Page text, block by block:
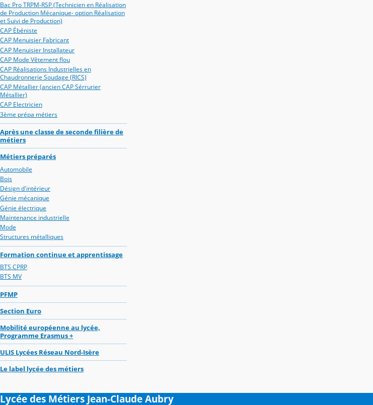
Bac Pro TRPM-RSP (Technicien en Réalisation
de Production Mécanique- option Réalisation
et Suivi de Production)
CAP Ébéniste
CAP Menuisier Fabricant
CAP Menuisier Installateur
CAP Mode Vêtement flou
CAP Réalisations Industrielles en
Chaudronnerie Soudage (RICS)
CAP Métallier (ancien CAP Sérrurier
Métallier)
CAP Electricien
3ème prépa métiers
Après une classe de seconde filière de
métiers
Métiers préparés
Automobile
Bois
Désign d'intérieur
Génie mécanique
Génie électrique
Maintenance industrielle
Mode
Structures métalliques
Formation continue et apprentissage
BTS CPRP
BTS MV
PFMP
Section Euro
Mobilité européenne au lycée,
Programme Erasmus +
ULIS Lycées Réseau Nord-Isère
Le label lycée des métiers
Lycée des Métiers Jean-Claude Aubry